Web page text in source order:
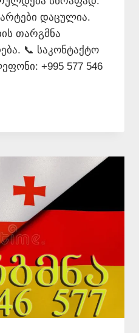
დაცულია.
თარგმნა
📞 საკონტაქტო
+995 577 546